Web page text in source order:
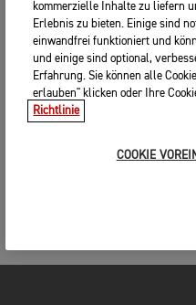
kommerzielle Inhalte zu liefern
Erlebnis zu bieten. Einige sind
einwandfrei funktioniert und
und einige sind optional,
Erfahrung. Sie können alle
erlauben" klicken oder Ihre
Richtlinie
COOKIE